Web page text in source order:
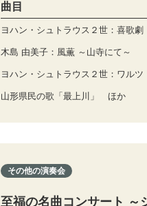
曲目
ヨハン・シュトラウス２世：喜歌劇
木島 由美子：風薫 ～山寺にて～
ヨハン・シュトラウス２世：ワルツ
山形県民の歌「最上川」 ほか
その他の演奏会
至福の名曲コンサート ～